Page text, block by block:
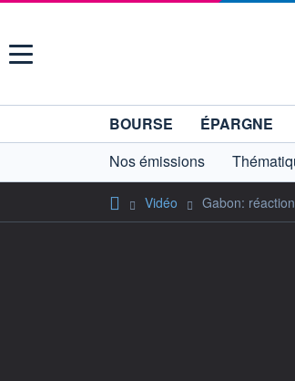
Menu
BOURSE ÉPARGNE
Nos émissions
Vidéo Gabon: